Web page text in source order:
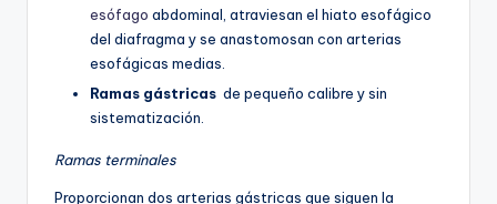
esófago abdominal, atraviesan el hiato esofágico
del diafragma y se anastomosan con arterias
esofágicas medias.
Ramas gástricas de pequeño calibre y sin
sistematización.
Ramas terminales
Proporcionan dos arterias gástricas que siguen la